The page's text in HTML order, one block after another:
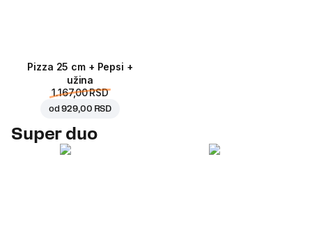
Pizza 25 cm + Pepsi +
užina
1.167,00 RSD
od929,00 RSD
Super duo